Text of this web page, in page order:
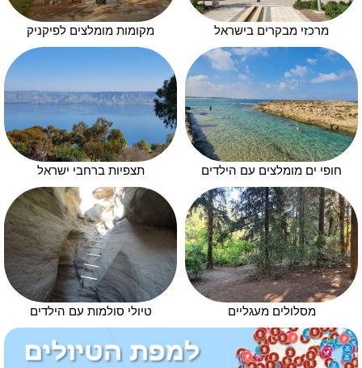
מרכזי מבקרים בישראל מקומות מומלצים לפיקניק
חופי ים מומלצים עם הילדים תצפיות ברחבי ישראל
מסלולים מעגליים טיולי סולמות עם הילדים